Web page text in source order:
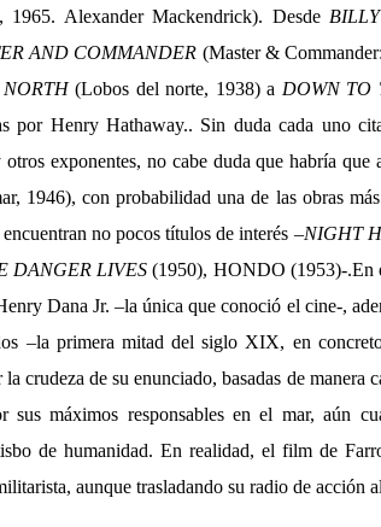
1965. Alexander Mackendrick). Desde
AND COMMANDER (Master &
NORTH(Lobos del norte, 1938) a DOWN TO
por Henry Hathaway.. Sin duda cada uno
otros exponentes, no cabe duda que habría que
1946), con probabilidad una de las obras
no pocos títulos de interés –NIGHT
DANGER LIVES(1950), HONDO (1953)-.En
Dana Jr. –la única que conoció el cine-,
–la primera mitad del siglo XIX, en
crudeza de su enunciado, basadas de manera
sus máximos responsables en el mar, aún
de humanidad. En realidad, el film de
aunque trasladando su radio de acción